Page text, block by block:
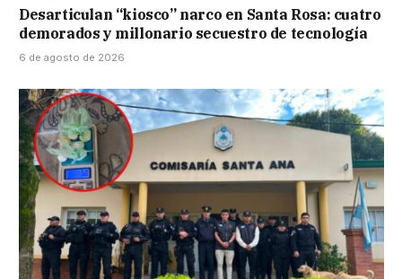
Desarticulan “kiosco” narco en Santa Rosa: cuatro
demorados y millonario secuestro de tecnología
6 de agosto de 2026